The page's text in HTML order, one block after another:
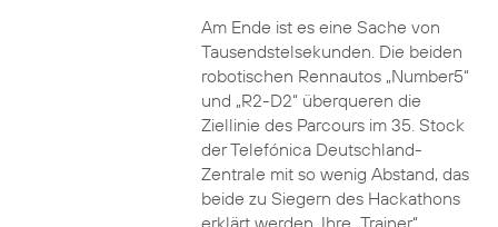
Am Ende ist es eine Sache von
Tausendstelsekunden. Die beiden
robotischen Rennautos „Number5“
und „R2-D2“ überqueren die
Ziellinie des Parcours im 35. Stock
der Telefónica Deutschland-
Zentrale mit so wenig Abstand, das
beide zu Siegern des Hackathons
erklärt werden. Ihre „Trainer“